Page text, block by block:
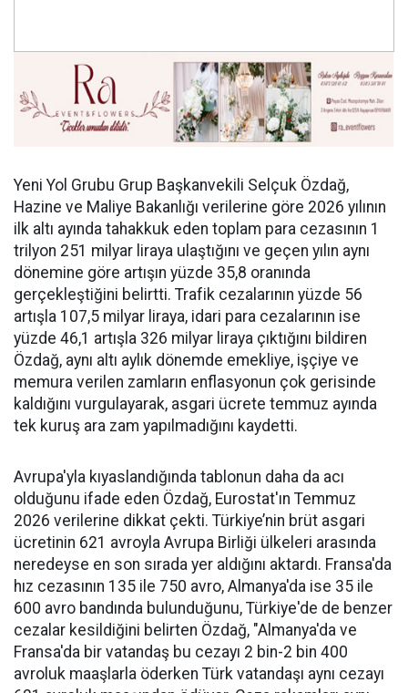
Yeni Yol Grubu Grup Başkanvekili Selçuk Özdağ,
Hazine ve Maliye Bakanlığı verilerine göre 2026 yılının
ilk altı ayında tahakkuk eden toplam para cezasının 1
trilyon 251 milyar liraya ulaştığını ve geçen yılın aynı
dönemine göre artışın yüzde 35,8 oranında
gerçekleştiğini belirtti. Trafik cezalarının yüzde 56
artışla 107,5 milyar liraya, idari para cezalarının ise
yüzde 46,1 artışla 326 milyar liraya çıktığını bildiren
Özdağ, aynı altı aylık dönemde emekliye, işçiye ve
memura verilen zamların enflasyonun çok gerisinde
kaldığını vurgulayarak, asgari ücrete temmuz ayında
tek kuruş ara zam yapılmadığını kaydetti.
Avrupa'yla kıyaslandığında tablonun daha da acı
olduğunu ifade eden Özdağ, Eurostat'ın Temmuz
2026 verilerine dikkat çekti. Türkiye’nin brüt asgari
ücretinin 621 avroyla Avrupa Birliği ülkeleri arasında
neredeyse en son sırada yer aldığını aktardı. Fransa'da
hız cezasının 135 ile 750 avro, Almanya'da ise 35 ile
600 avro bandında bulunduğunu, Türkiye'de de benzer
cezalar kesildiğini belirten Özdağ, "Almanya'da ve
Fransa'da bir vatandaş bu cezayı 2 bin-2 bin 400
avroluk maaşlarla öderken Türk vatandaşı aynı cezayı